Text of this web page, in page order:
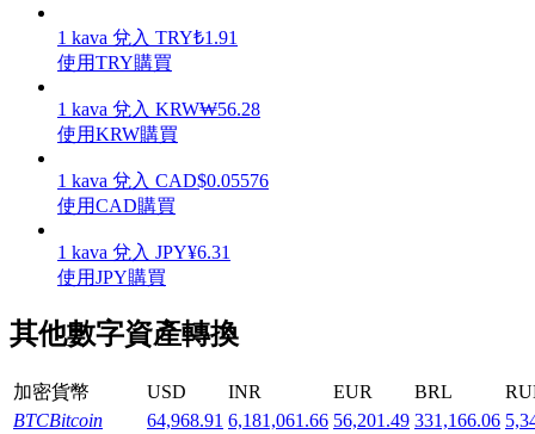
機槍池
一鍵質押鎖定高收益
1 kava 兌入 TRY₺1.91
使用TRY購買
1 kava 兌入 KRW₩56.28
使用KRW購買
1 kava 兌入 CAD$0.05576
使用CAD購買
1 kava 兌入 JPY¥6.31
使用JPY購買
其他數字資產轉換
加密貨幣 USD INR EUR BRL
BTCBitcoin 64,968.91 6,181,061.66 56,201.49 331,166.06